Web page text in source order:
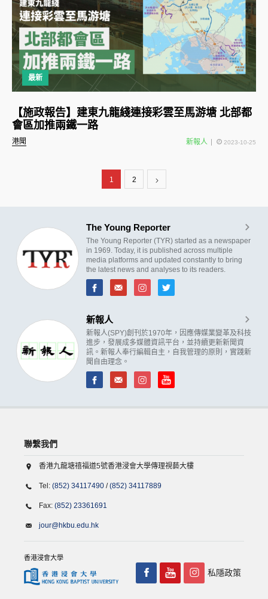
最新
港聞
【施政報告】建東九龍綫連接彩雲至馬游塘 北部都
會區加推兩鐵一路
新報人 2023-10-25
1 2
The Young Reporter
The Young Reporter (TYR) started as a newspaper
in 1969. Today, it is published across multiple
media platforms and updated constantly to bring
the latest news and analyses to its readers.
新報人
新報人(SPY)創刊於1970年，因應傳媒業變革及科技
進步，發展成多媒體資訊平台，並持續更新新聞資
訊。新報人奉行編輯自主，自我管理的原則，實踐新
聞自由理念。
聯繫我們
香港九龍塘禧福道5號香港浸會大學傳理視藝大樓
Tel: (852) 34117490 /(852) 34117889
Fax: (852) 23361691
jour@hkbu.edu.hk
香港浸會大學
私隱政策